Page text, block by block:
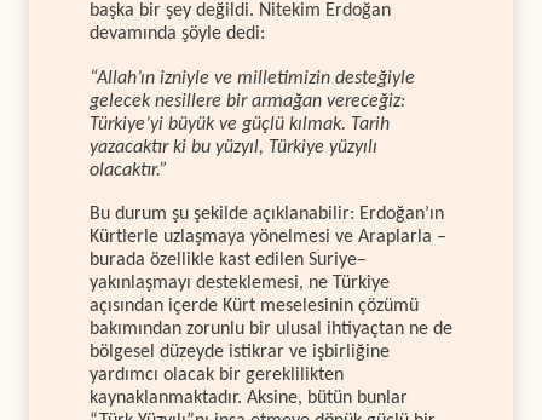
başka bir şey değildi. Nitekim Erdoğan
devamında şöyle dedi:
“Allah’ın izniyle ve milletimizin desteğiyle
gelecek nesillere bir armağan vereceğiz:
Türkiye’yi büyük ve güçlü kılmak. Tarih
yazacaktır ki bu yüzyıl, Türkiye yüzyılı
olacaktır.”
Bu durum şu şekilde açıklanabilir: Erdoğan’ın
Kürtlerle uzlaşmaya yönelmesi ve Araplarla –
burada özellikle kast edilen Suriye–
yakınlaşmayı desteklemesi, ne Türkiye
açısından içerde Kürt meselesinin çözümü
bakımından zorunlu bir ulusal ihtiyaçtan ne de
bölgesel düzeyde istikrar ve işbirliğine
yardımcı olacak bir gereklilikten
kaynaklanmaktadır. Aksine, bütün bunlar